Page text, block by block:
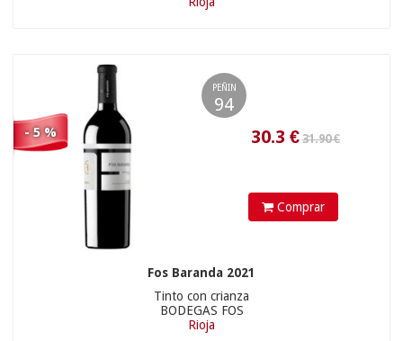
- 5 %
PEÑIN
94
Comprar
Fos Baranda 2021
Tinto con crianza
BODEGAS FOS
Rioja
29.35€
460.00 €